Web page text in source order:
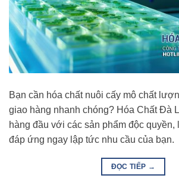
Bạn cần hóa chất nuôi cấy mô chất
giao hàng nhanh chóng? Hóa Chất Đà
hàng đầu với các sản phẩm độc quyền,
đáp ứng ngay lập tức nhu cầu của bạn.
ĐỌC TIẾP →